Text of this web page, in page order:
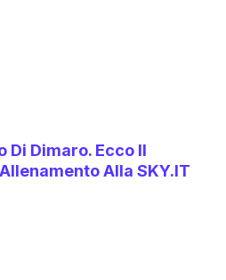
Di Dimaro. Ecco Il
Alla SKY.IT